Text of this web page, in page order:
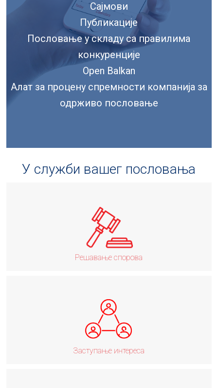
Сајмови
Публикације
Пословање у складу са правилима
конкуренције
Open Balkan
Алат за процену спремности компанија за
одрживо пословање
У служби вашег пословања
Решавање спорова
Заступање интереса